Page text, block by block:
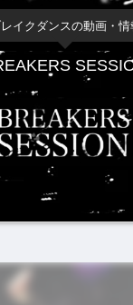
イクダンスの動画・情